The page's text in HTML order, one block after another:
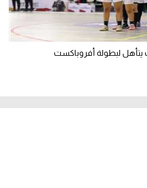
يتأهل لبطولة أفروباكست